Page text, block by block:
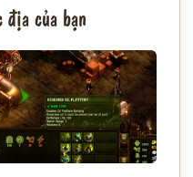
địa của bạn